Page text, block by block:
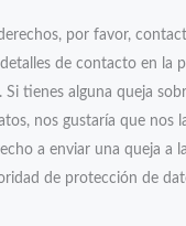
por favor,
de contacto en la
Si tienes alguna queja
nos gustaría que nos
a enviar una queja a
de protección de